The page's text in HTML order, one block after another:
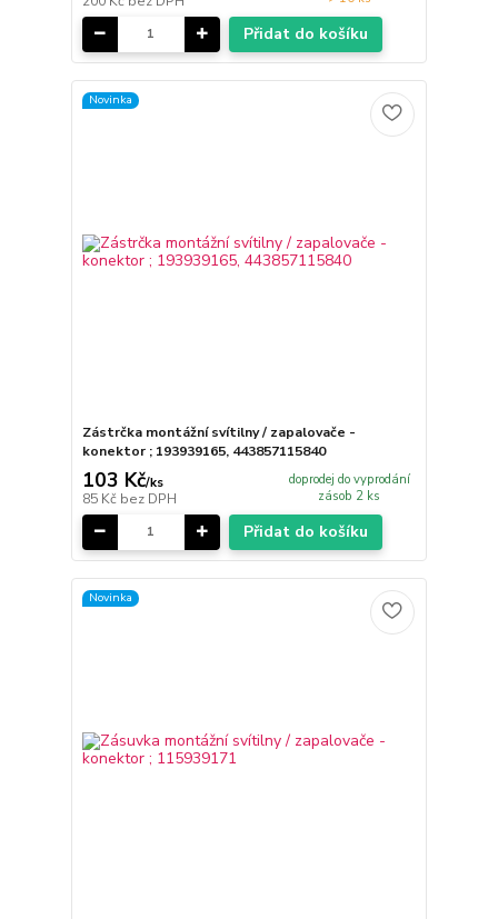
Přidat do košíku
Novinka
Zástrčka montážní svítilny / zapalovače -
konektor ; 193939165, 443857115840
103 Kč/ks
85 Kč bez DPH
doprodej do vyprodání
zásob 2 ks
Přidat do košíku
Novinka